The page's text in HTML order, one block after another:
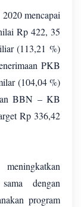
mencapai
Rp 422, 35
(113,21 %)
PKB
(104,04 %)
BBN – KB
Rp 336,42
dengan
program